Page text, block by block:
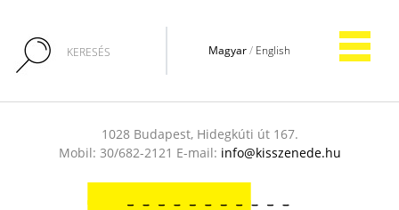
Magyar/ English
1028 Budapest, Hidegkúti út 167.
Mobil: 30/682-2121 E-mail: info@kisszenede.hu